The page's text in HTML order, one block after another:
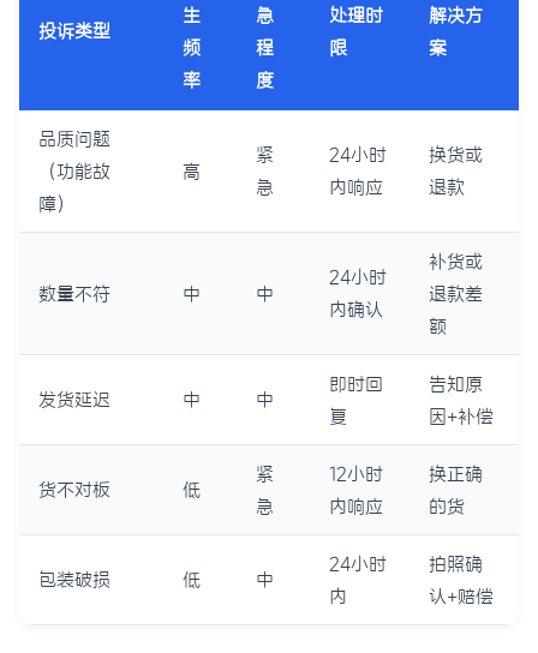
投诉类型
生
频
率
急
程
度
处理时
限
解决方
案
品质问题
（功能故
障）
高
紧
急
24小时
内响应
换货或
退款
数量不符 中 中
24小时
内确认
补货或
退款差
额
发货延迟 中 中
即时回
复
告知原
因+补偿
货不对板 低
紧
急
12小时
内响应
换正确
的货
包装破损 低 中
24小时
内
拍照确
认+赔偿